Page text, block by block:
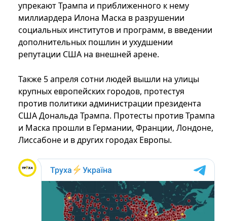
упрекают Трампа и приближенного к нему
миллиардера Илона Маска в разрушении
социальных институтов и программ, в введении
дополнительных пошлин и ухудшении
репутации США на внешней арене.
Также 5 апреля сотни людей вышли на улицы
крупных европейских городов, протестуя
против политики администрации президента
США Дональда Трампа. Протесты против Трампа
и Маска прошли в Германии, Франции, Лондоне,
Лиссабоне и в других городах Европы.